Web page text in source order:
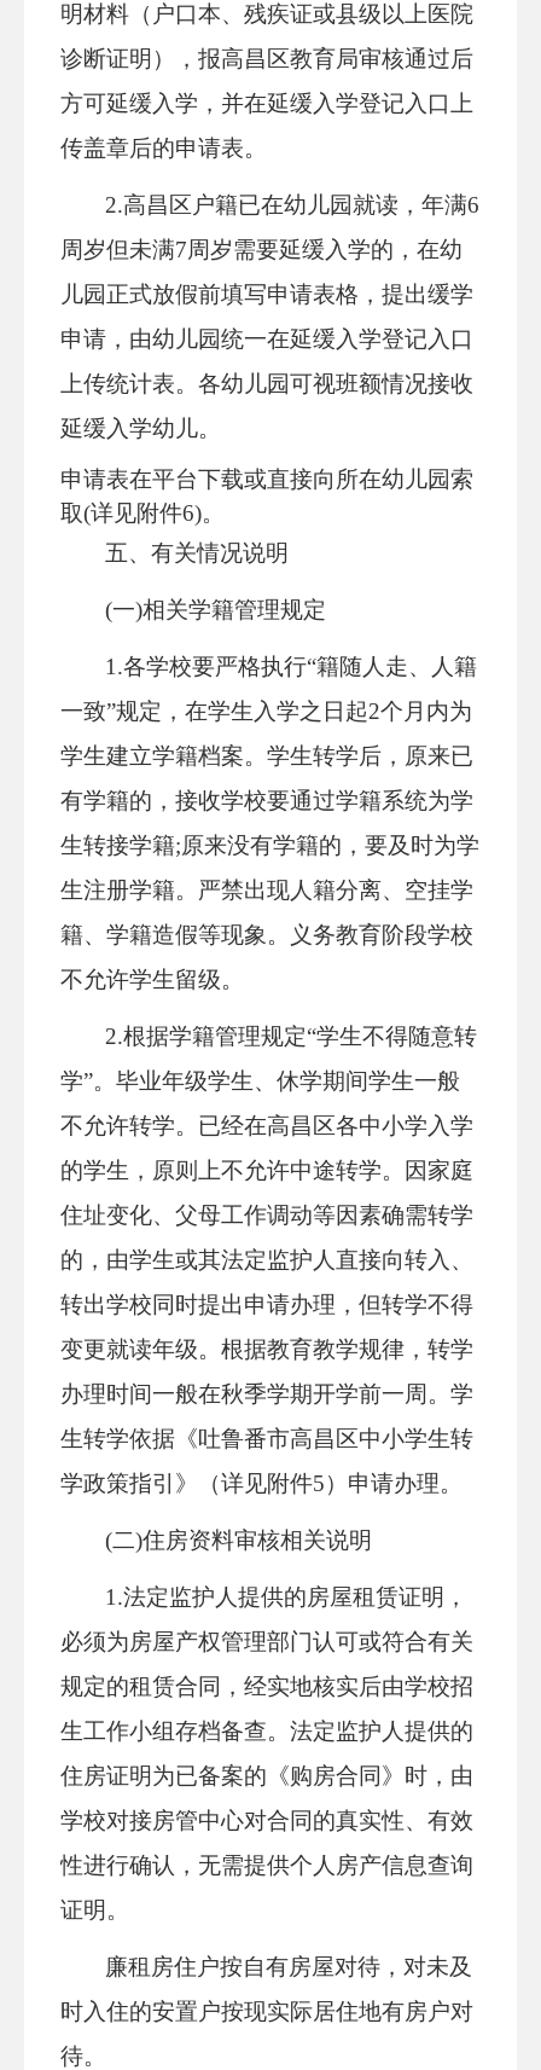
明材料（户口本、残疾证或县级以上医院
诊断证明），报高昌区教育局审核通过后
方可延缓入学，并在延缓入学登记入口上
传盖章后的申请表。
2.高昌区户籍已在幼儿园就读，年满6
周岁但未满7周岁需要延缓入学的，在幼
儿园正式放假前填写申请表格，提出缓学
申请，由幼儿园统一在延缓入学登记入口
上传统计表。 各幼儿园可视班额情况接收
延缓入学幼儿。
申请表在平台下载或直接向所在幼儿园索
取(详见附件6)。
五、有关情况说明
(一)相关学籍管理规定
1.各学校要严格执行“籍随人走、人籍
一致”规定，在学生入学之日起2个月内为
学生建立学籍档案。学生转学后，原来已
有学籍的，接收学校要通过学籍系统为学
生转接学籍;原来没有学籍的，要及时为学
生注册学籍。严禁出现人籍分离、空挂学
籍、学籍造假等现象。义务教育阶段学校
不允许学生留级。
2.根据学籍管理规定“学生不得随意转
学”。毕业年级学生、休学期间学生一般
不允许转学。 已经在高昌区各中小学 入学
的学生，原则上不允许中途转学。因家庭
住址变化、父母工作调动等因素确需转学
的，由学生或其法定监护人直接向转入、
转出学校同时提出申请办理 ， 但转学不得
变更就读年级。 根据教育教学规律，转学
办理时间一般在秋季学期开学前一周。 学
生转学依据《吐鲁番市高昌区中小学生转
学政策指引》（详见附件5）申请办理。
(二)住房资料审核相关说明
1.法定监护人提供的房屋租赁证明，
必须为房屋产权管理部门认可或符合有关
规定的租赁合同， 经实地核实后由学校招
生工作小组存档备查。法定监护人提供的
住房证明为已备案的《购房合同》时，由
学校对接房管中心对合同的真实性、有效
性进行确认，无需提供个人房产信息查询
证明。
廉租房住户按自有房屋对待，对未及
时入住的安置户按现实际居住地有房户对
待。